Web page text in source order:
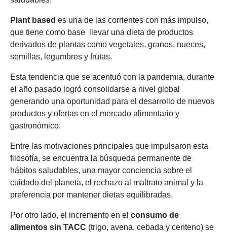
Plant based es una de las corrientes con más impulso,
que tiene como base llevar una dieta de productos
derivados de plantas como vegetales, granos, nueces,
semillas, legumbres y frutas.
Esta tendencia que se acentuó con la pandemia, durante
el año pasado logró consolidarse a nivel global
generando una oportunidad para el desarrollo de nuevos
productos y ofertas en el mercado alimentario y
gastronómico.
Entre las motivaciones principales que impulsaron esta
filosofía, se encuentra la búsqueda permanente de
hábitos saludables, una mayor conciencia sobre el
cuidado del planeta, el rechazo al maltrato animal y la
preferencia por mantener dietas equilibradas.
Por otro lado, el incremento en el consumo de
alimentos sin TACC (trigo, avena, cebada y centeno) se